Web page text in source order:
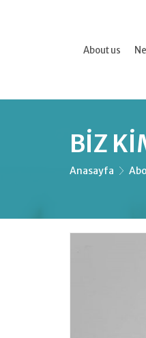
About us
BİZ
Anasayfa